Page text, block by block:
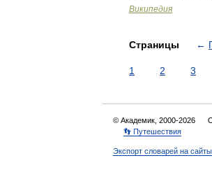
Википедия
Страницы ←
1 2 3
© Академик, 2000-2026
👣 Путешествия
Экспорт словарей на сайты